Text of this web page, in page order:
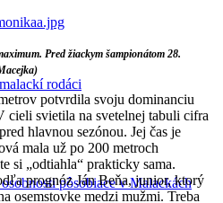
rodáci
pôsobiace v Malackách
Pred žiackym šampionátom 28.
potvrdila svoju dominanciu
svietila na svetelnej tabuli cifra
hlavnou sezónou. Jej čas je
mala už po 200 metroch
si „odtiahla“ prakticky sama.
prognóz Ján Beňa, junior, ktorý
osemstovke medzi mužmi. Treba